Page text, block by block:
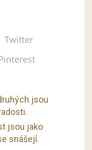
Twitter
jsou
jsou jako
snášejí.